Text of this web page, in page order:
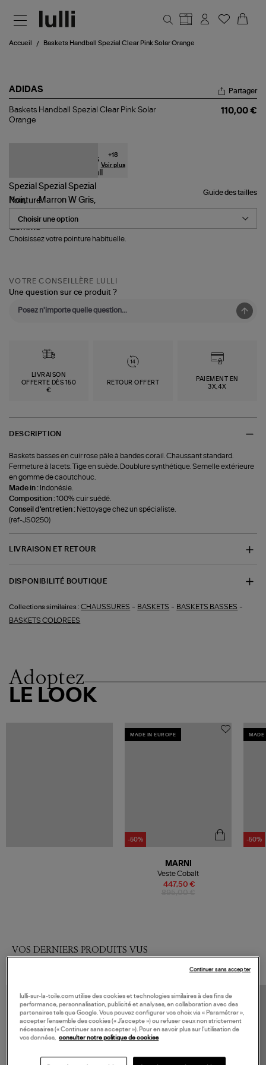
Accueil Baskets Handball Spezial Clear Pink Solar Orange
ADIDAS
Baskets
Handball
Spezial
Partager
Baskets Handball Spezial Clear Pink Solar
Orange
110,00 €
+18
Voir plus
Guide des tailles
Pointure
Choisissez votre pointure habituelle.
VOTRE CONSEILLÈRE LULLI
Une question sur ce produit ?
LIVRAISON
OFFERTE DÈS 150
€
RETOUR OFFERT
PAIEMENT EN
3X,4X
DESCRIPTION
Baskets basses en cuir rose pâle à bandes corail. Chaussant standard.
Fermeture à lacets. Tige en suède. Doublure synthétique. Semelle extérieure
en gomme de caoutchouc.
Made in : Indonésie.
Composition :100% cuir suédé.
Conseil d'entretien : Nettoyage chez un spécialiste.
(ref-JS0250)
LIVRAISON ET RETOUR
DISPONIBILITÉ BOUTIQUE
Collections similaires : CHAUSSURES - BASKETS - BASKETS BASSES -
BASKETS COLOREES
Adoptez
LE LOOK
MADE IN EUROPE
-50%
447,50 €
MARNI
Veste Cobalt
MADE
-50%
VOS DERNIERS PRODUITS VUS
lulli-sur-la-toile.com utilise des cookies et technologies similaires à des fins de
performance, personnalisation, publicité et analyses, en collaboration avec des
partenaires tels que Google. Vous pouvez configurer vos choix via « Paramétrer »,
accepter l’ensemble des cookies (« J’accepte ») ou refuser ceux non strictement
nécessaires (« Continuer sans accepter »). Pour en savoir plus sur l’utilisation de
vos données,
consulter notre politique de cookies
Continuer sans accepter